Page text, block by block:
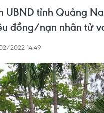
UBND tỉnh Quảng
đồng/nạn nhân tử
2022 14:49